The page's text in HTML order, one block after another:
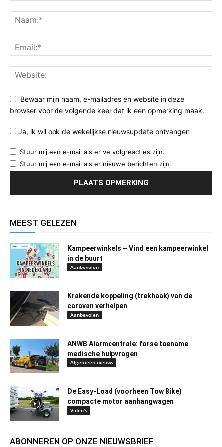
Bewaar mijn naam, e-mailadres en website in deze
browser voor de volgende keer dat ik een opmerking maak.
Ja, ik wil ook de wekelijkse nieuwsupdate ontvangen
Stuur mij een e-mail als er vervolgreacties zijn.
Stuur mij een e-mail als er nieuwe berichten zijn.
MEEST GELEZEN
Kampeerwinkels – Vind een kampeerwinkel
in de buurt
Aanbevolen
Krakende koppeling (trekhaak) van de
caravan verhelpen
Aanbevolen
ANWB Alarmcentrale: forse toename
medische hulpvragen
Algemeen nieuws
De Easy-Load (voorheen Tow Bike)
compacte motor aanhangwagen
Video's
ABONNEREN OP ONZE NIEUWSBRIEF